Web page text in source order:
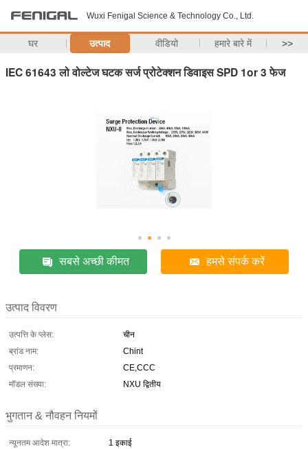
Wuxi Fenigal Science & Technology Co., Ltd.
घर उत्पाद वीडियो हमारे बारे में >>
IEC 61643 लो वोल्टेज घटक सर्ज प्रोटेक्शन डिवाइस SPD 1or 3 फेज
सबसे अच्छी कीमत हमसे संपर्क करें
उत्पाद विवरण
उत्पत्ति के प्लेस:
चीन
ब्रांड नाम:
Chint
प्रमाणन:
CE,CCC
मॉडल संख्या:
NXU द्वितीय
भुगतान & नौवहन नियमों
न्यूनतम आदेश मात्रा:
1 इकाई